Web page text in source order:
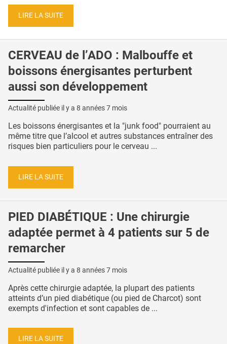
LIRE LA SUITE
CERVEAU de l’ADO : Malbouffe et
boissons énergisantes perturbent
aussi son développement
Actualité publiée il y a 8 années 7 mois
Les boissons énergisantes et la "junk food" pourraient au
même titre que l’alcool et autres substances entraîner des
risques bien particuliers pour le cerveau ...
LIRE LA SUITE
PIED DIABÉTIQUE : Une chirurgie
adaptée permet à 4 patients sur 5 de
remarcher
Actualité publiée il y a 8 années 7 mois
Après cette chirurgie adaptée, la plupart des patients
atteints d’un pied diabétique (ou pied de Charcot) sont
exempts d'infection et sont capables de ...
LIRE LA SUITE